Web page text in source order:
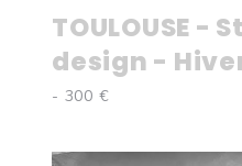
TOULOUSE -
design -
- 300 €